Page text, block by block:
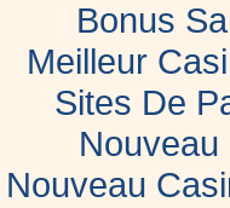
Bonus
Meilleur
Sites De
Nouveau